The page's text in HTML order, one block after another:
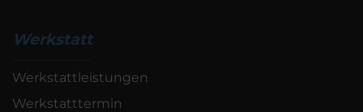
Werkstatt
Werkstattleistungen
Werkstatttermin